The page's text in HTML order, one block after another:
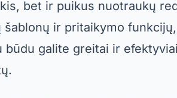
bet ir puikus nuotraukų
ir pritaikymo
galite greitai ir